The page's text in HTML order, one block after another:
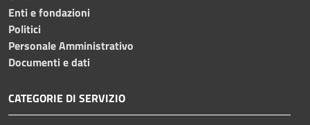
Enti e fondazioni
Politici
Personale Amministrativo
Documenti e dati
CATEGORIE DI SERVIZIO